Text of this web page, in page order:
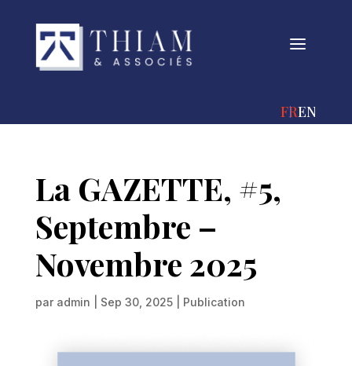
a
FRANÇAIS
La GAZETTE, #5,
Septembre –
Novembre 2025
par admin Sep 30, 2025| Publication